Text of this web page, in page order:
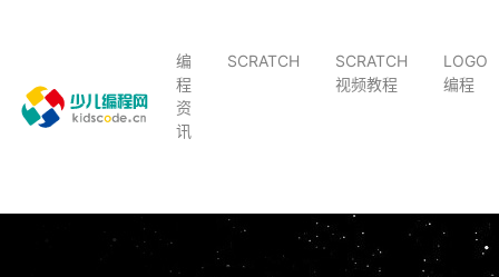
编
程
资
讯
SCRATCH
SCRATCH
视频教程
LOGO
编程